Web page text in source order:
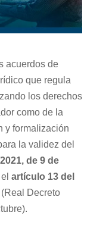
acuerdos de
que regula
los derechos
como de la
y formalización
la validez del
de 9 de
artículo 13 del
Decreto